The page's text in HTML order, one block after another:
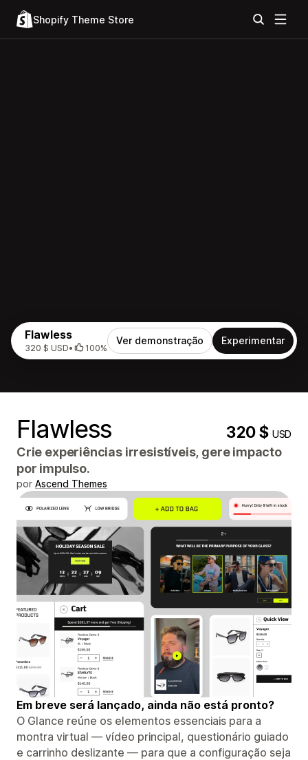
Shopify Theme Store
Flawless
320 $ USD• 100%
Ver demonstração Experimentar
Flawless 320 $USD
Crie experiências irresistíveis, gere impacto
por impulso.
por Ascend Themes
Em breve será lançado, ainda não está pronto?
O Glance reúne os elementos essenciais para a
montra virtual — vídeo principal, questionário guiado
e carrinho deslizante — para que a configuração seja